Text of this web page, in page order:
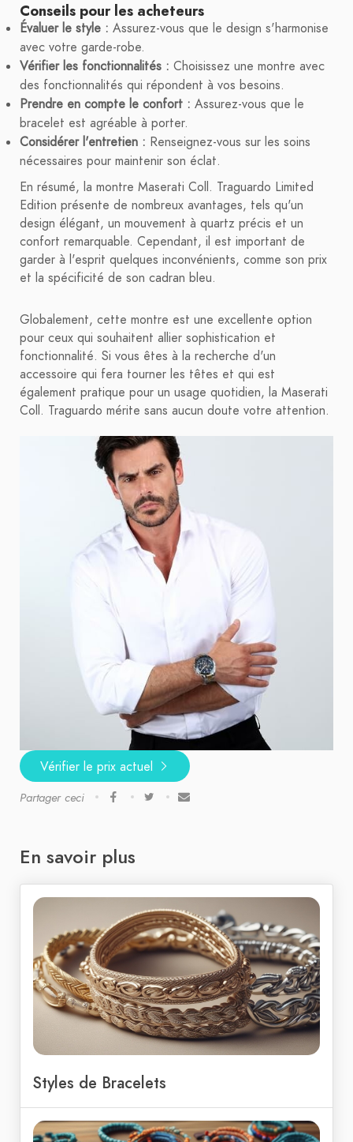
Conseils pour les acheteurs
Évaluer le style : Assurez-vous que le design s'harmonise
avec votre garde-robe.
Vérifier les fonctionnalités : Choisissez une montre avec
des fonctionnalités qui répondent à vos besoins.
Prendre en compte le confort : Assurez-vous que le
bracelet est agréable à porter.
Considérer l'entretien : Renseignez-vous sur les soins
nécessaires pour maintenir son éclat.
En résumé, la montre Maserati Coll. Traguardo Limited
Edition présente de nombreux avantages, tels qu'un
design élégant, un mouvement à quartz précis et un
confort remarquable. Cependant, il est important de
garder à l'esprit quelques inconvénients, comme son prix
et la spécificité de son cadran bleu.
Globalement, cette montre est une excellente option
pour ceux qui souhaitent allier sophistication et
fonctionnalité. Si vous êtes à la recherche d'un
accessoire qui fera tourner les têtes et qui est
également pratique pour un usage quotidien, la Maserati
Coll. Traguardo mérite sans aucun doute votre attention.
Vérifier le prix actuel
Partager ceci
En savoir plus
Styles de Bracelets